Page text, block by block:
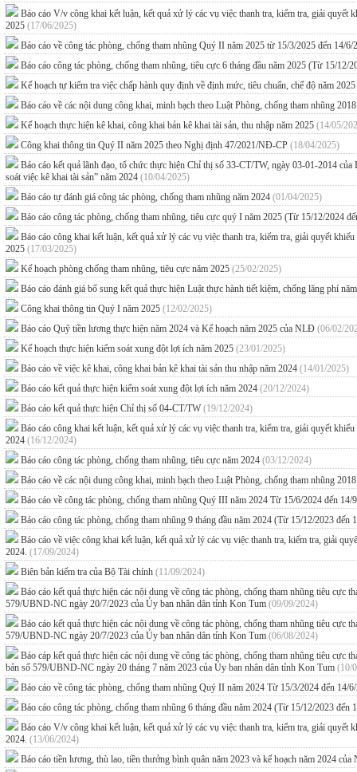
Báo cáo V/v công khai kết luận, kết quả xử lý các vụ việc thanh tra, kiểm tra, giải
2025 (17/06/2025)
Báo cáo về công tác phòng, chống tham nhũng Quý II năm 2025 từ 15/3/2025 đến 14/
Báo cáo công tác phòng, chống tham nhũng, tiêu cực 6 tháng đầu năm 2025 (Từ 15/12/
Kế hoạch tự kiểm tra việc chấp hành quy định về định mức, tiêu chuẩn, chế độ năm 2025
Báo cáo về các nội dung công khai, minh bạch theo Luật Phòng, chống tham nhũng
Kế hoạch thực hiện kê khai, công khai bản kê khai tài sản, thu nhập năm 2025 (14/05/
Công khai thông tin Quý II năm 2025 theo Nghị định 47/2021/NĐ-CP (18/04/2025)
Báo cáo kết quả lãnh đạo, tổ chức thực hiện Chỉ thị số 33-CT/TW, ngày 03-01-2014
soát việc kê khai tài sản” năm 2024 (10/04/2025)
Báo cáo tự đánh giá công tác phòng, chống tham nhũng năm 2024 (01/04/2025)
Báo cáo công tác phòng, chống tham nhũng, tiêu cực quý I năm 2025 (Từ 15/12/2024
Báo cáo công khai kết luận, kết quả xử lý các vụ việc thanh tra, kiểm tra, giải quyết
2025 (17/03/2025)
Kế hoạch phòng chống tham nhũng, tiêu cực năm 2025 (25/02/2025)
Báo cáo đánh giá bổ sung kết quả thực hiện Luật thực hành tiết kiệm, chống lãng phí
Công khai thông tin Quý I năm 2025 (12/02/2025)
Báo cáo Quỹ tiền lương thực hiện năm 2024 và Kế hoạch năm 2025 của NLĐ (06/02/
Kế hoạch thực hiện kiểm soát xung đột lợi ích năm 2025 (23/01/2025)
Báo cáo về việc kê khai, công khai bản kê khai tài sản thu nhập năm 2024 (14/01/2025)
Báo cáo kết quả thực hiện kiểm soát xung đột lợi ích năm 2024 (20/12/2024)
Báo cáo kết quả thực hiện Chỉ thị số 04-CT/TW (19/12/2024)
Báo cáo công khai kết luận, kết quả xử lý các vụ việc thanh tra, kiểm tra, giải quyết
2024 (16/12/2024)
Báo cáo công tác phòng, chống tham nhũng, tiêu cực năm 2024 (03/12/2024)
Báo cáo về các nội dung công khai, minh bạch theo Luật Phòng, chống tham nhũng
Báo cáo về công tác phòng, chống tham nhũng Quý III năm 2024 Từ 15/6/2024 đến 14/
Báo cáo công tác phòng, chống tham nhũng 9 tháng đầu năm 2024 (Từ 15/12/2023 đến
Báo cáo về việc công khai kết luận, kết quả xử lý các vụ việc thanh tra, kiểm tra, giải
2024. (17/09/2024)
Biên bản kiểm tra của Bộ Tài chính (11/09/2024)
Báo cáo kết quả thực hiện các nội dung về công tác phòng, chống tham nhũng tiêu
579/UBND-NC ngày 20/7/2023 của Ủy ban nhân dân tỉnh Kon Tum (09/09/2024)
Báo cáo kết quả thực hiện các nội dung về công tác phòng, chống tham nhũng tiêu
579/UBND-NC ngày 20/7/2023 của Ủy ban nhân dân tỉnh Kon Tum (06/08/2024)
Báo cáp kết quả thực hiện các nội dung về công tác phòng, chống tham nhũng tiêu
bản số 579/UBND-NC ngày 20 tháng 7 năm 2023 của Ủy ban nhân dân tỉnh Kon Tum (10/
Báo cáo về công tác phòng, chống tham nhũng Quý II năm 2024 Từ 15/3/2024 đến 14/
Báo cáo công tác phòng, chống tham nhũng 6 tháng đầu năm 2024 (Từ 15/12/2023 đến
Báo cáo V/v công khai kết luận, kết quả xử lý các vụ việc thanh tra, kiểm tra, giải
2024. (13/06/2024)
Báo cáo tiền lương, thù lao, tiền thưởng bình quân năm 2023 và kế hoạch năm 2024